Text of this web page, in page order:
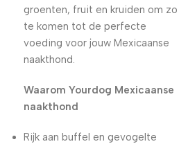
groenten, fruit en kruiden om zo
te komen tot de perfecte
voeding voor jouw Mexicaanse
naakthond.
Waarom Yourdog Mexicaanse
naakthond
Rijk aan buffel en gevogelte